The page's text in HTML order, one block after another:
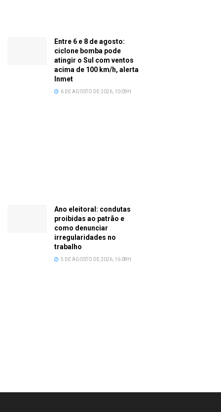
Entre 6 e 8 de agosto:
ciclone bomba pode
atingir o Sul com ventos
acima de 100 km/h, alerta
Inmet
6 DE AGOSTO DE 2026, 10:09H
Ano eleitoral: condutas
proibidas ao patrão e
como denunciar
irregularidades no
trabalho
5 DE AGOSTO DE 2026, 16:08H